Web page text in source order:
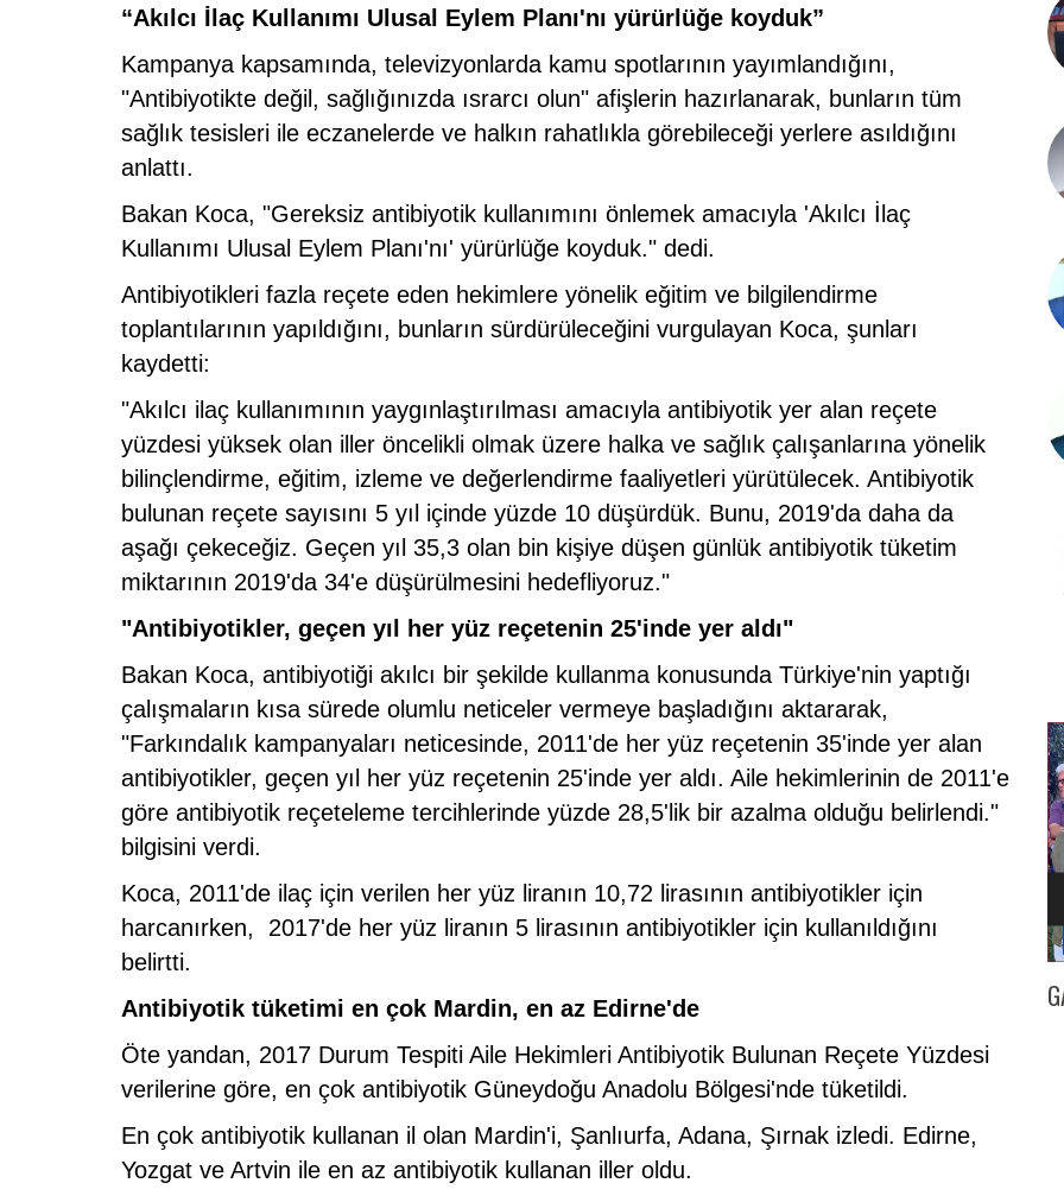
“Akılcı İlaç Kullanımı Ulusal Eylem Planı'nı yürürlüğe koyduk”
Kampanya kapsamında, televizyonlarda kamu spotlarının yayımlandığını,
"Antibiyotikte değil, sağlığınızda ısrarcı olun" afişlerin hazırlanarak, bunların tüm
sağlık tesisleri ile eczanelerde ve halkın rahatlıkla görebileceği yerlere asıldığını
anlattı.
Bakan Koca, "Gereksiz antibiyotik kullanımını önlemek amacıyla 'Akılcı İlaç
Kullanımı Ulusal Eylem Planı'nı' yürürlüğe koyduk." dedi.
Antibiyotikleri fazla reçete eden hekimlere yönelik eğitim ve bilgilendirme
toplantılarının yapıldığını, bunların sürdürüleceğini vurgulayan Koca, şunları
kaydetti:
"Akılcı ilaç kullanımının yaygınlaştırılması amacıyla antibiyotik yer alan reçete
yüzdesi yüksek olan iller öncelikli olmak üzere halka ve sağlık çalışanlarına yönelik
bilinçlendirme, eğitim, izleme ve değerlendirme faaliyetleri yürütülecek. Antibiyotik
bulunan reçete sayısını 5 yıl içinde yüzde 10 düşürdük. Bunu, 2019'da daha da
aşağı çekeceğiz. Geçen yıl 35,3 olan bin kişiye düşen günlük antibiyotik tüketim
miktarının 2019'da 34'e düşürülmesini hedefliyoruz."
"Antibiyotikler, geçen yıl her yüz reçetenin 25'inde yer aldı"
Bakan Koca, antibiyotiği akılcı bir şekilde kullanma konusunda Türkiye'nin yaptığı
çalışmaların kısa sürede olumlu neticeler vermeye başladığını aktararak,
"Farkındalık kampanyaları neticesinde, 2011'de her yüz reçetenin 35'inde yer alan
antibiyotikler, geçen yıl her yüz reçetenin 25'inde yer aldı. Aile hekimlerinin de 2011'e
göre antibiyotik reçeteleme tercihlerinde yüzde 28,5'lik bir azalma olduğu belirlendi."
bilgisini verdi.
Koca, 2011'de ilaç için verilen her yüz liranın 10,72 lirasının antibiyotikler için
harcanırken, 2017'de her yüz liranın 5 lirasının antibiyotikler için kullanıldığını
belirtti.
Antibiyotik tüketimi en çok Mardin, en az Edirne'de
Öte yandan, 2017 Durum Tespiti Aile Hekimleri Antibiyotik Bulunan Reçete Yüzdesi
verilerine göre, en çok antibiyotik Güneydoğu Anadolu Bölgesi'nde tüketildi.
En çok antibiyotik kullanan il olan Mardin'i, Şanlıurfa, Adana, Şırnak izledi. Edirne,
Yozgat ve Artvin ile en az antibiyotik kullanan iller oldu.
MAVİ YILDIZ TURİZM VE HAZIR TUR’A İZMİR
TURİZM FUARI’NDA BÜYÜK İLGİ
GAZETECİ KENAN TOKGÖZ’E 25. YIL BERATI…